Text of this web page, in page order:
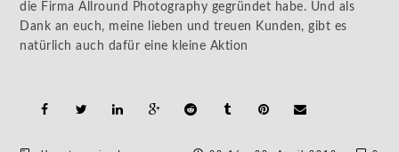
die Firma Allround Photography gegründet habe. Und als
Dank an euch, meine lieben und treuen Kunden, gibt es
natürlich auch dafür eine kleine Aktion